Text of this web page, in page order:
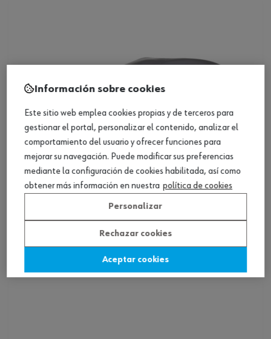
inmersos nitrilo
Ver producto
Información sobre cookies
Este sitio web emplea cookies propias y de terceros para
gestionar el portal, personalizar el contenido, analizar el
comportamiento del usuario y ofrecer funciones para
mejorar su navegación. Puede modificar sus preferencias
mediante la configuración de cookies habilitada, así como
obtener más información en nuestra política de cookies
Personalizar
Rechazar cookies
Aceptar cookies